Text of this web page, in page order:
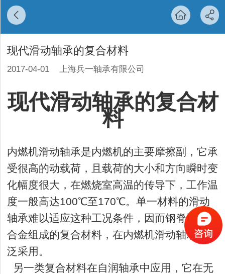
现代滑动轴承的复合材料
2017-04-01 上海兵一轴承有限公司
现代滑动轴承的复合材
料
内燃机滑动轴承是内燃机的主要摩擦副，它承
受很高的动载荷，且载荷的大小和方向瞬时变
化幅度很大，在燃烧室高温的传导下，工作温
度一般高达100℃至170℃。单一材料的滑动
轴承难以适应这种工况条件，因而钢脊和减摩
合金组成的复合材料，在内燃机滑动轴承被广
泛采用。
另一类复合材料在自润轴承中应用，它在无